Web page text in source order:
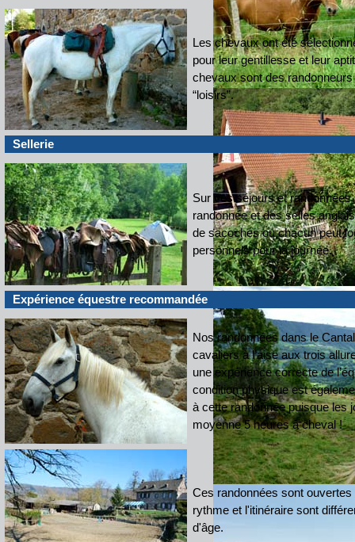
Les chevaux ont été
pour leur gentillesse et leur
chevaux sont des randonneurs
“loisirs”.
Sellerie
Sur ces séjours et
randonnée et des selles
de sacoches ou chacun peut
personnels pour la journée.
Expérience équestre recommandée
Nos randonnées dans le
cavaliers à l’aise aux trois
une expérience correcte de
condition physique est
à cette randonnée puisque les
moyenne 5 heures à cheval !
Ces randonnées sont
rythme et l'itinéraire sont
d'âge.